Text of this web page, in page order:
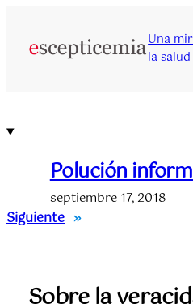
contenido
Una
la
Polución
septiembre 17, 2018
Siguiente »
Sobre la